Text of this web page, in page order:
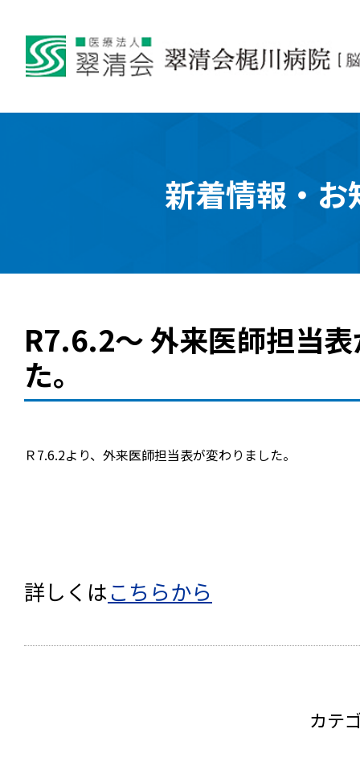
新着情報・お
R7.6.2～ 外来医師担当
た。
Ｒ7.6.2より、外来医師担当表が変わりました。
詳しくはこちらから
カテ